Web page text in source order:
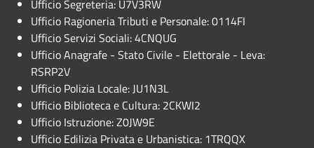
Ufficio Segreteria: U7V3RW
Ufficio Ragioneria Tributi e Personale: 0114FI
Ufficio Servizi Sociali: 4CNQUG
Ufficio Anagrafe - Stato Civile - Elettorale - Leva:
RSRP2V
Ufficio Polizia Locale: JU1N3L
Ufficio Biblioteca e Cultura: 2CKWI2
Ufficio Istruzione: Z0JW9E
Ufficio Edilizia Privata e Urbanistica: 1TRQQX